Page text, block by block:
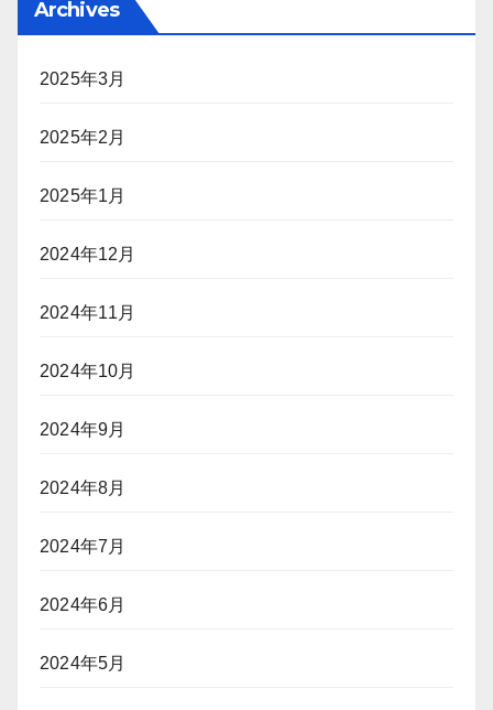
Archives
2025年3月
2025年2月
2025年1月
2024年12月
2024年11月
2024年10月
2024年9月
2024年8月
2024年7月
2024年6月
2024年5月